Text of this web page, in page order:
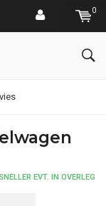
0
EVT. IN OVERLEG